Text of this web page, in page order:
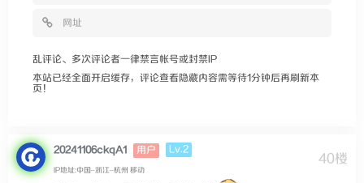
乱评论、多次评论者一律禁言帐号或封禁IP
本站已经全面开启缓存，评论查看隐藏内容需等待1分钟后再刷新本
页！
40楼
20241106ckqA1 用户 Lv.2
IP地址:中国–浙江–杭州 移动